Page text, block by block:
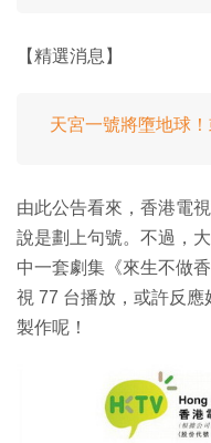
【精選消息】
天宮一號將墮地球
由此公告看來，香港電
說是劃上句號。不過，
中一套劇集《來生不做
視 77 台播放，或許反
製作呢！